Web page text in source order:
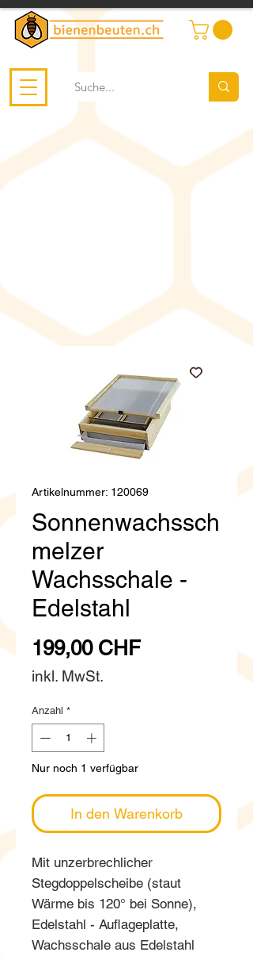
Artikelnummer: 120069
Sonnenwachssch
melzer
Wachsschale -
Edelstahl
199,00 CHFPreis
inkl. MwSt.
Anzahl *
Nur noch 1 verfügbar
In den Warenkorb
Mit unzerbrechlicher
Stegdoppelscheibe (staut
Wärme bis 120° bei Sonne),
Edelstahl - Auflageplatte,
Wachsschale aus Edelstahl